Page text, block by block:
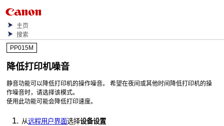
主页
搜索
PP015M
降低打印机噪音
静音功能可以降低打印机的操作噪音。 希望在夜间或其他时间降低打印机的操
作噪音时，请选择该模式。
使用此功能可能会降低打印速度。
从远程用户界面选择设备设置